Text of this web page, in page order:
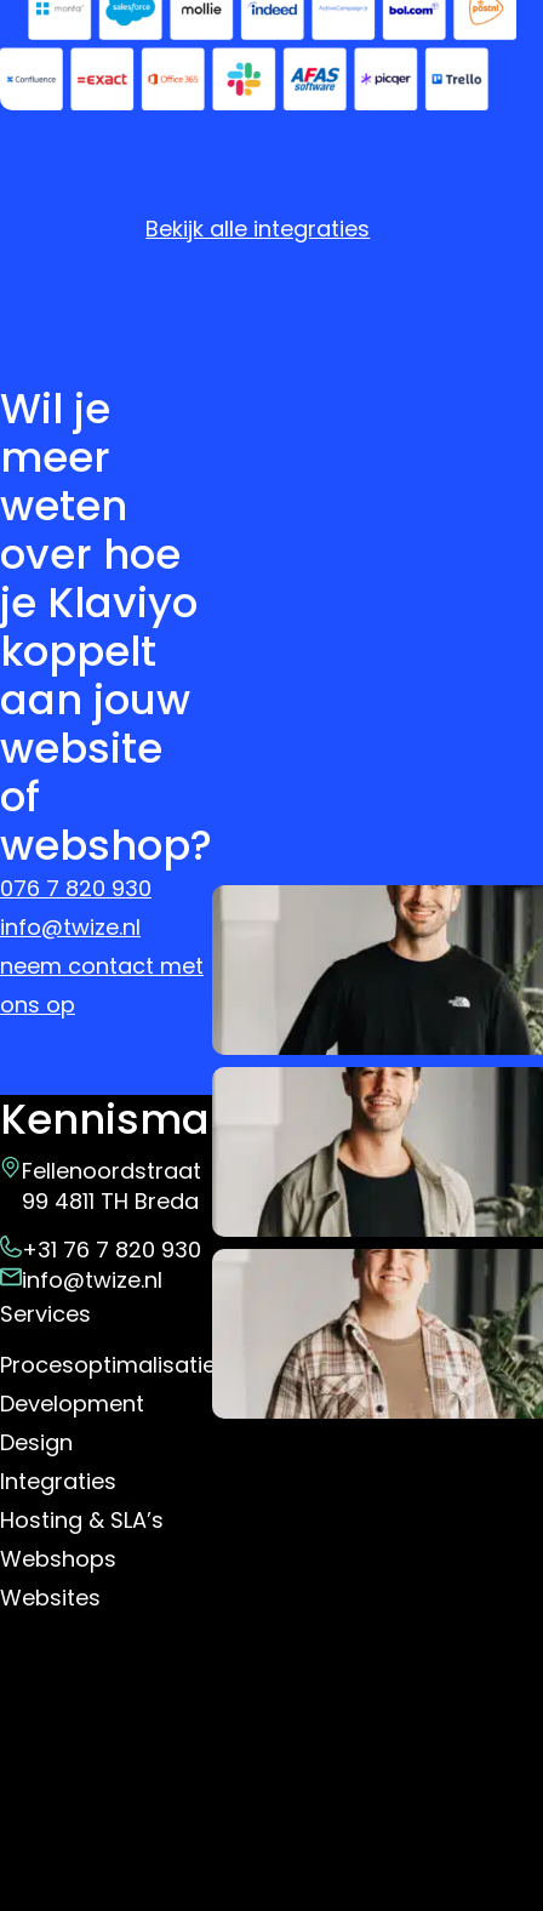
Bekijk alle integraties
Wil je
meer
weten
over hoe
je Klaviyo
koppelt
aan jouw
website
of
webshop?
076 7 820 930
info@twize.nl
neem contact met
ons op
Kennismaken?
Fellenoordstraat
99 4811 TH Breda
+31 76 7 820 930
info@twize.nl
Services
Procesoptimalisatie
Development
Design
Integraties
Hosting & SLA’s
Webshops
Websites